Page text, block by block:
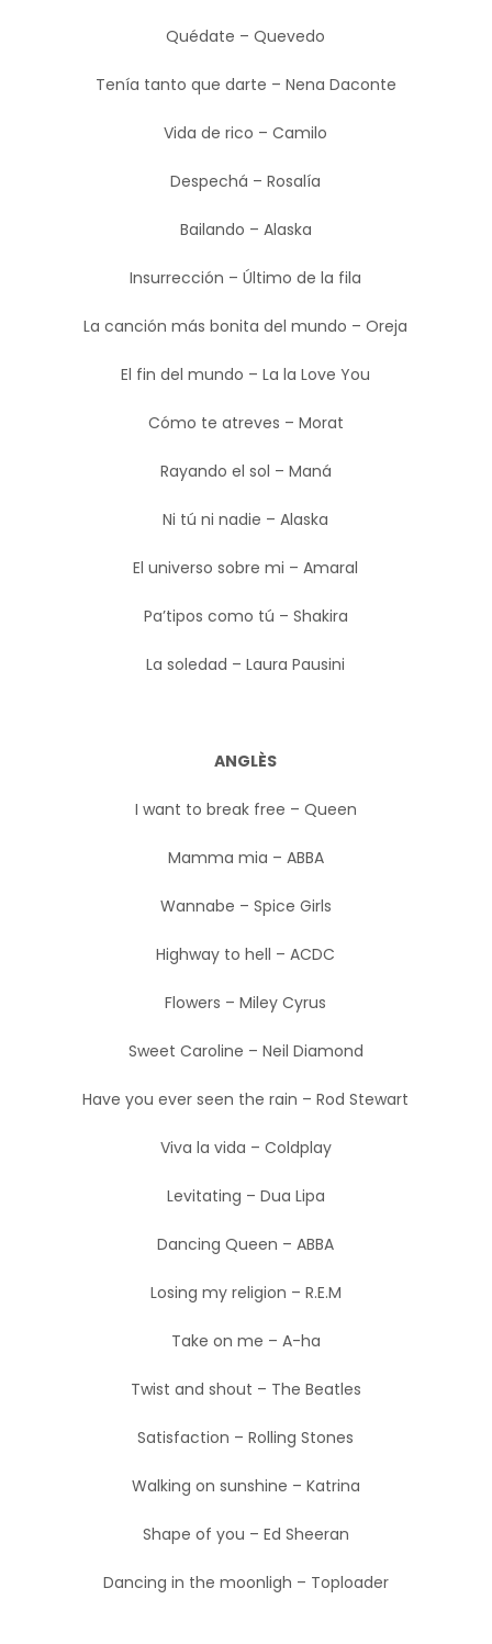
Quédate – Quevedo
Tenía tanto que darte – Nena Daconte
Vida de rico – Camilo
Despechá – Rosalía
Bailando – Alaska
Insurrección – Último de la fila
La canción más bonita del mundo – Oreja
El fin del mundo – La la Love You
Cómo te atreves – Morat
Rayando el sol – Maná
Ni tú ni nadie – Alaska
El universo sobre mi – Amaral
Pa’tipos como tú – Shakira
La soledad – Laura Pausini
ANGLÈS
I want to break free – Queen
Mamma mia – ABBA
Wannabe – Spice Girls
Highway to hell – ACDC
Flowers – Miley Cyrus
Sweet Caroline – Neil Diamond
Have you ever seen the rain – Rod Stewart
Viva la vida – Coldplay
Levitating – Dua Lipa
Dancing Queen – ABBA
Losing my religion – R.E.M
Take on me – A-ha
Twist and shout – The Beatles
Satisfaction – Rolling Stones
Walking on sunshine – Katrina
Shape of you – Ed Sheeran
Dancing in the moonligh – Toploader